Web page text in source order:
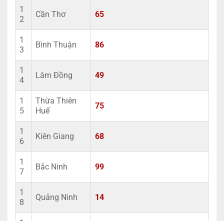
1
2
Cần Thơ 65
1
3
Bình Thuận 86
1
4
Lâm Đồng 49
1
5
Thừa Thiên
Huế
75
1
6
Kiên Giang 68
1
7
Bắc Ninh 99
1
8
Quảng Ninh 14